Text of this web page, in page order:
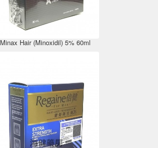
Minax Hair (Minoxidil) 5% 60ml